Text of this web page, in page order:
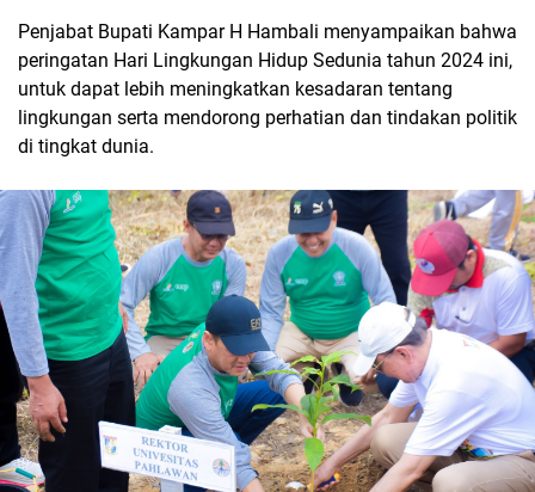
Penjabat Bupati Kampar H Hambali menyampaikan bahwa
peringatan Hari Lingkungan Hidup Sedunia tahun 2024 ini,
untuk dapat lebih meningkatkan kesadaran tentang
lingkungan serta mendorong perhatian dan tindakan politik
di tingkat dunia.